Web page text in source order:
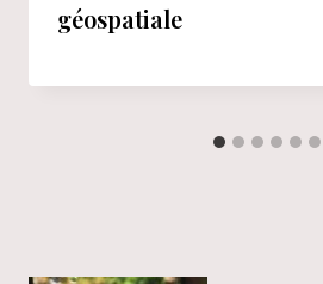
géospatiale